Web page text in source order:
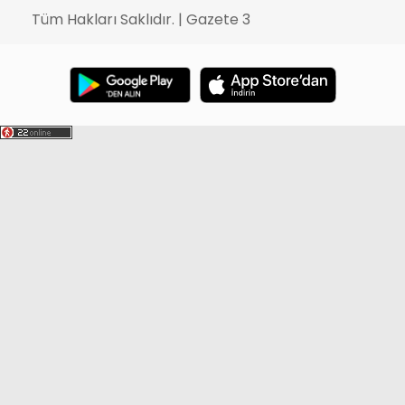
Tüm Hakları Saklıdır. | Gazete 3